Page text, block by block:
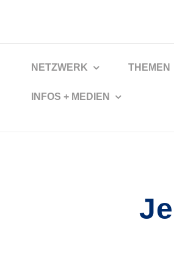
NETZWERK THEMEN
INFOS + MEDIEN